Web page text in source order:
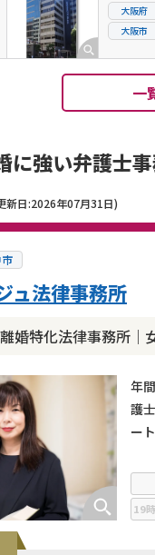
大阪府
大阪市
一
に強い弁護士
新日:2026年07月31日)
婚特化法律事務所｜
ュ法律事務所
年
護
ー
19